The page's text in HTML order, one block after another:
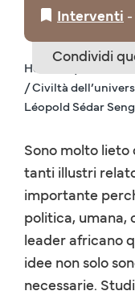
Interventi ‒
Condividi
Home IT /
/ Civiltà
Léopold Sédar
Sono molto lieto
tanti illustri
importante
politica, umana,
leader africano
idee non solo
necessarie.